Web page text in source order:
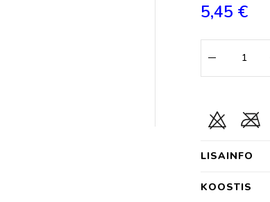
5,45 €
LISAINFO
KOOSTIS